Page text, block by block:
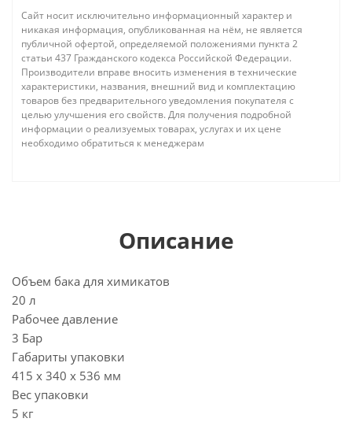
Сайт носит исключительно информационный характер и
никакая информация, опубликованная на нём, не является
публичной офертой, определяемой положениями пункта 2
статьи 437 Гражданского кодекса Российской Федерации.
Производители вправе вносить изменения в технические
характеристики, названия, внешний вид и комплектацию
товаров без предварительного уведомления покупателя с
целью улучшения его свойств. Для получения подробной
информации о реализуемых товарах, услугах и их цене
необходимо обратиться к менеджерам
Описание
Объем бака для химикатов
20 л
Рабочее давление
3 Бар
Габариты упаковки
415 х 340 х 536 мм
Вес упаковки
5 кг